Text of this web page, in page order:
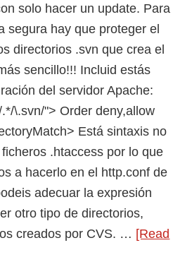
solo hacer un update. Para
segura hay que proteger el
directorios .svn que crea el
sencillo!!! Incluid estás
del servidor Apache:
\.svn/"> Order deny,allow
Está sintaxis no
.htaccess por lo que
a hacerlo en el http.conf de
adecuar la expresión
otro tipo de directorios,
creados por CVS. … [Read